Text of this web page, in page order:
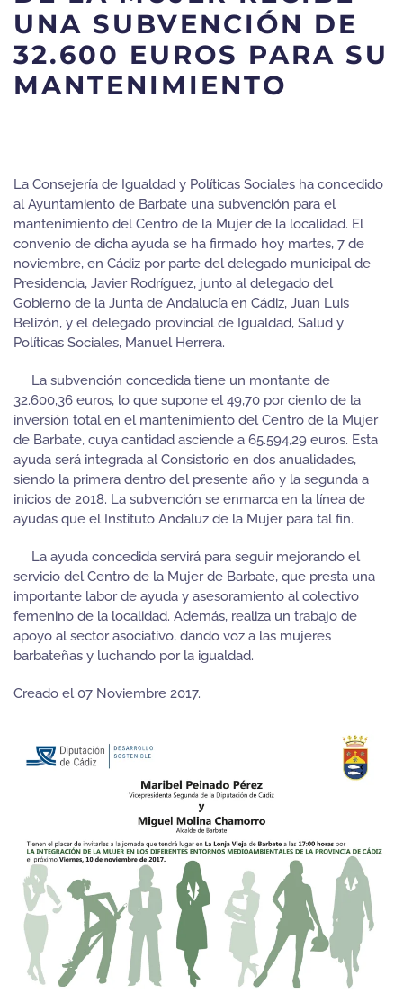
UNA SUBVENCIÓN DE
32.600 EUROS PARA SU
MANTENIMIENTO
La Consejería de Igualdad y Políticas Sociales ha concedido
al Ayuntamiento de Barbate una subvención para el
mantenimiento del Centro de la Mujer de la localidad. El
convenio de dicha ayuda se ha firmado hoy martes, 7 de
noviembre, en Cádiz por parte del delegado municipal de
Presidencia, Javier Rodríguez, junto al delegado del
Gobierno de la Junta de Andalucía en Cádiz, Juan Luis
Belizón, y el delegado provincial de Igualdad, Salud y
Políticas Sociales, Manuel Herrera.
La subvención concedida tiene un montante de
32.600,36 euros, lo que supone el 49,70 por ciento de la
inversión total en el mantenimiento del Centro de la Mujer
de Barbate, cuya cantidad asciende a 65.594,29 euros. Esta
ayuda será integrada al Consistorio en dos anualidades,
siendo la primera dentro del presente año y la segunda a
inicios de 2018. La subvención se enmarca en la línea de
ayudas que el Instituto Andaluz de la Mujer para tal fin.
La ayuda concedida servirá para seguir mejorando el
servicio del Centro de la Mujer de Barbate, que presta una
importante labor de ayuda y asesoramiento al colectivo
femenino de la localidad. Además, realiza un trabajo de
apoyo al sector asociativo, dando voz a las mujeres
barbateñas y luchando por la igualdad.
Creado el 07 Noviembre 2017.